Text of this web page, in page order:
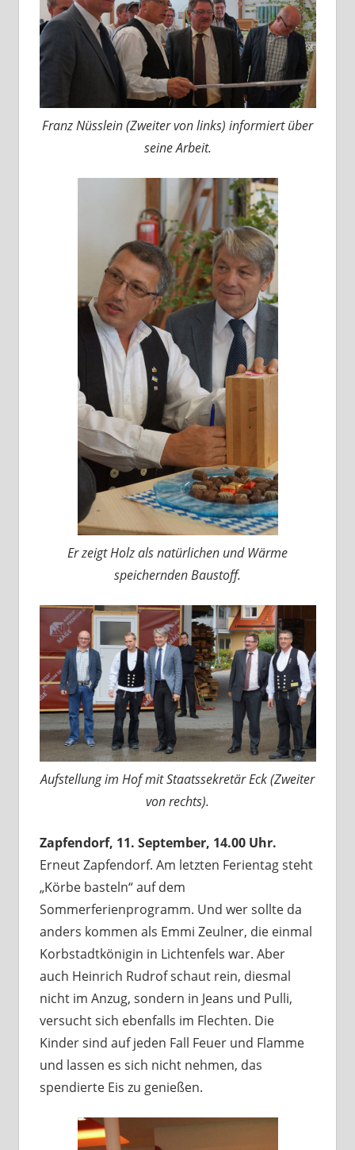
Franz Nüsslein (Zweiter von links) informiert über
seine Arbeit.
Er zeigt Holz als natürlichen und Wärme
speichernden Baustoff.
Aufstellung im Hof mit Staatssekretär Eck (Zweiter
von rechts).
Zapfendorf, 11. September, 14.00 Uhr.
Erneut Zapfendorf. Am letzten Ferientag steht
„Körbe basteln“ auf dem
Sommerferienprogramm. Und wer sollte da
anders kommen als Emmi Zeulner, die einmal
Korbstadtkönigin in Lichtenfels war. Aber
auch Heinrich Rudrof schaut rein, diesmal
nicht im Anzug, sondern in Jeans und Pulli,
versucht sich ebenfalls im Flechten. Die
Kinder sind auf jeden Fall Feuer und Flamme
und lassen es sich nicht nehmen, das
spendierte Eis zu genießen.